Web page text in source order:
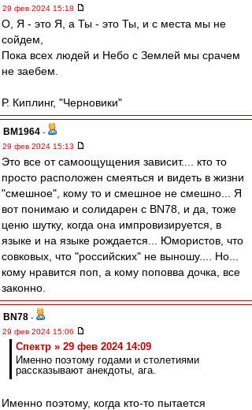
29 фев 2024 15:18
О, Я - это Я, а Ты - это Ты, и с места мы не
сойдем,
Пока всех людей и Небо с Землей мы срачем
не заебем.
Р. Киплинг, "Черновики"
BM1964 -
29 фев 2024 15:13
Это все от самоощущения зависит.... кто то
просто расположен смеяться и видеть в жизни
"смешное", кому то и смешное не смешно... Я
вот понимаю и солидарен с BN78, и да, тоже
ценю шутку, когда она импровизируется, в
языке и на языке рождается... Юмористов, что
совковых, что "российских" не выношу.... Но...
кому нравится поп, а кому поповва дочка, все
законно.
BN78 -
29 фев 2024 15:06
Спектр » 29 фев 2024 14:09
Именно поэтому годами и столетиями
рассказывают анекдоты, ага.
Именно поэтому, когда кто-то пытается